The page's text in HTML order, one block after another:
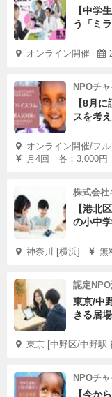
【中学
う「ミ
オンライン開催
NPOチ
【8月
スを考
オンライン開催/フ
月4回 各：3,000円
株式会社
【港北
の小中
神奈川 [横浜] 無
認定
東京/中
きる居
東京 [中野区/中野駅
NPOチ
【今か